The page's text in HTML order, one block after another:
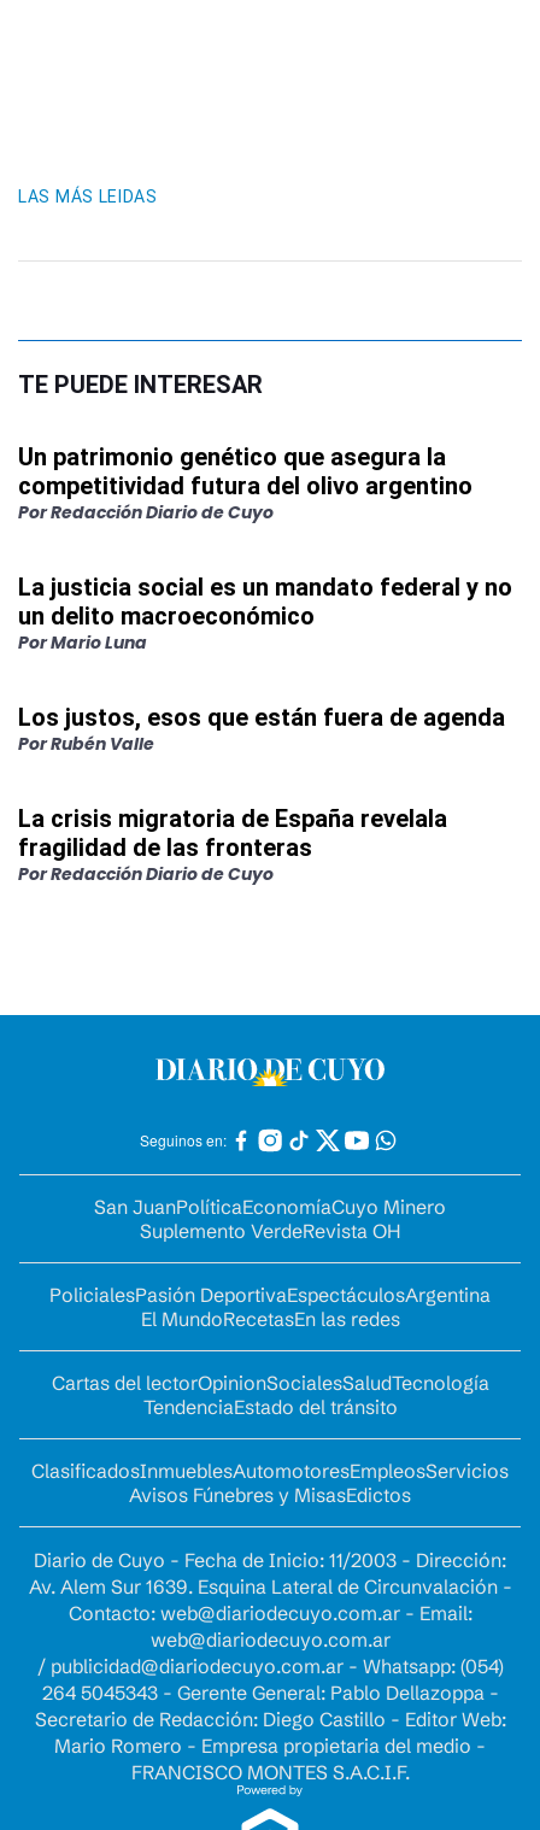
LAS MÁS LEIDAS
TE PUEDE INTERESAR
Un patrimonio genético que asegura la
competitividad futura del olivo argentino
PorRedacción Diario de Cuyo
La justicia social es un mandato federal y no
un delito macroeconómico
PorMario Luna
Los justos, esos que están fuera de agenda
PorRubén Valle
La crisis migratoria de España revelala
fragilidad de las fronteras
PorRedacción Diario de Cuyo
Seguinos en:
San JuanPolíticaEconomíaCuyo Minero
Suplemento VerdeRevista OH
PolicialesPasión DeportivaEspectáculosArgentina
El MundoRecetasEn las redes
Cartas del lectorOpinionSocialesSaludTecnología
TendenciaEstado del tránsito
ClasificadosInmueblesAutomotoresEmpleosServicios
Avisos Fúnebres y MisasEdictos
Diario de Cuyo - Fecha de Inicio: 11/2003 - Dirección:
Av. Alem Sur 1639. Esquina Lateral de Circunvalación -
Contacto: web@diariodecuyo.com.ar- Email:
web@diariodecuyo.com.ar
/ publicidad@diariodecuyo.com.ar- Whatsapp: (054)
264 5045343 - Gerente General: Pablo Dellazoppa -
Secretario de Redacción: Diego Castillo - Editor Web:
Mario Romero - Empresa propietaria del medio -
FRANCISCO MONTES S.A.C.I.F.